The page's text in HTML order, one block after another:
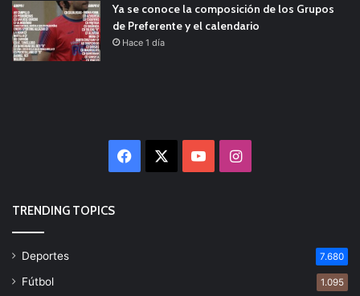
Ya se conoce la composición de los Grupos
de Preferente y el calendario
Hace 1 día
Facebook YouTubeInstagram
TRENDING TOPICS
Deportes 7.680
Fútbol 1.095